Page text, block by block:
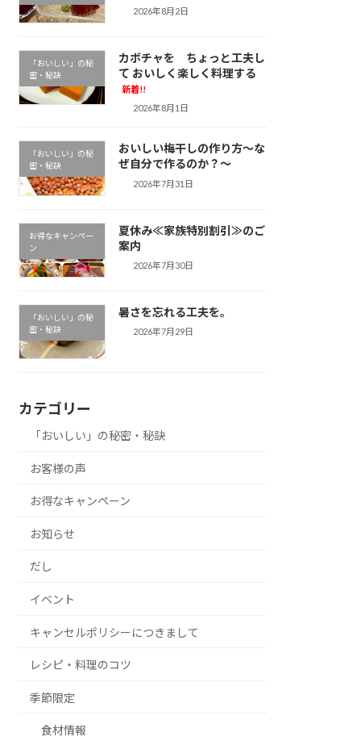
2026年8月2日
「おいしい」の秘
密・秘訣
カボチャを ちょっと工夫し
て おいしく楽しく料理する
新着!!
2026年8月1日
「おいしい」の秘
密・秘訣
おいしい梅干しの作り方～な
ぜ自分で作るのか？～
2026年7月31日
お得なキャンペー
ン
夏休み≪家族特別割引≫のご
案内
2026年7月30日
「おいしい」の秘
密・秘訣
暑さを忘れる工夫を。
2026年7月29日
カテゴリー
「おいしい」の秘密・秘訣
お客様の声
お得なキャンペーン
お知らせ
だし
イベント
キャンセルポリシーにつきまして
レシピ・料理のコツ
季節限定
食材情報